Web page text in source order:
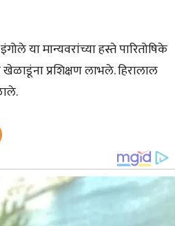
या मान्यवरांच्या हस्ते पारितोषिके
प्रशिक्षण लाभले. हिरालाल